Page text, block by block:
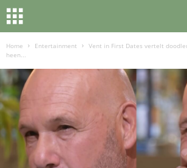
Home Entertainment
Vent in First Dates vertelt
heen...